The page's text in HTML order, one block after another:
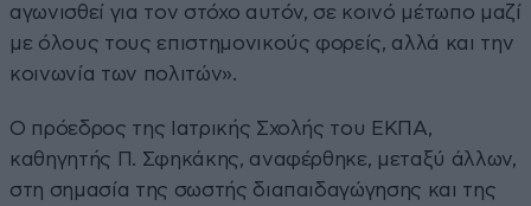
αγωνισθεί για τον στόχο αυτόν, σε κοινό μέτωπο μαζί
με όλους τους επιστημονικούς φορείς, αλλά και την
κοινωνία των πολιτών».
Ο πρόεδρος της Ιατρικής Σχολής του ΕΚΠΑ,
καθηγητής Π. Σφηκάκης, αναφέρθηκε, μεταξύ άλλων,
στη σημασία της σωστής διαπαιδαγώγησης και της